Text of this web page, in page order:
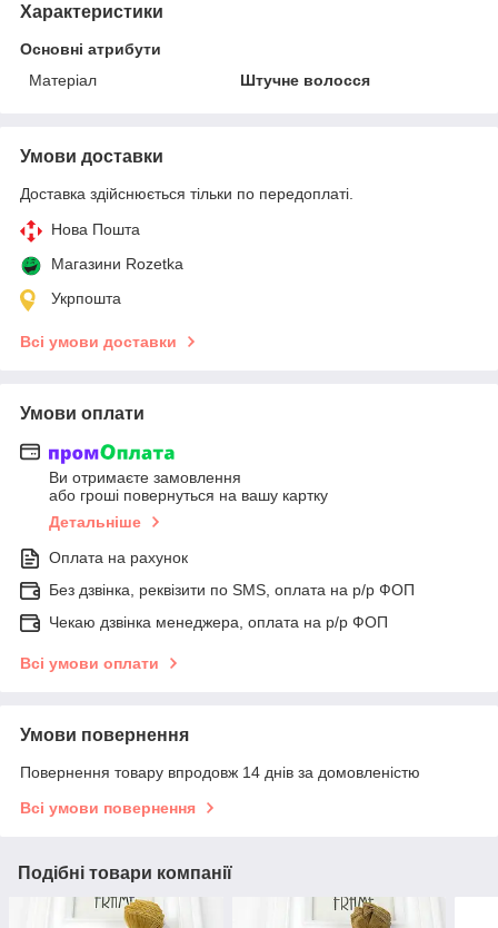
Характеристики
Основні атрибути
Матеріал
Штучне волосся
Умови доставки
Доставка здійснюється тільки по передоплаті.
Нова Пошта
Магазини Rozetka
Укрпошта
Всі умови доставки
Умови оплати
Ви отримаєте замовлення
або гроші повернуться на вашу картку
Детальніше
Оплата на рахунок
Без дзвінка, реквізити по SMS, оплата на р/р ФОП
Чекаю дзвінка менеджера, оплата на р/р ФОП
Всі умови оплати
Умови повернення
Повернення товару впродовж 14 днів за домовленістю
Всі умови повернення
Подібні товари компанії